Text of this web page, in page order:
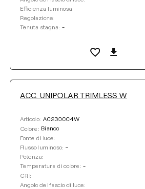
Efficienza luminosa:
Regolazione:
Tenuta stagna: -
ACC. UNIPOLAR TRIMLESS W
Articolo: A0230004W
Colore: Bianco
Fonte di luce:
Flusso luminoso: -
Potenza: -
Temperatura di colore: -
CRI:
Angolo del fascio di luce: